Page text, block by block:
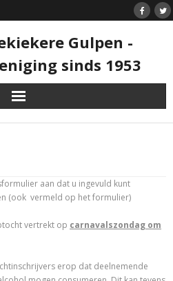
Gulpen -
sinds 1953
aan dat u ingevuld kunt
(ook vermeld op het formulier)
vertrekt op carnavalszondag om
erop dat deelnemende